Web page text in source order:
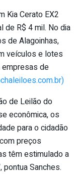
Kia Cerato EX2
de R$ 4 mil. No dia
de Alagoinhas,
veículos e lotes
de
de Leilão do
econômica, os
para o cidadão
preços
têm estimulado a
Sanches.